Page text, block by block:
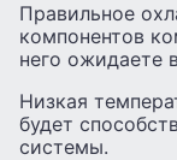
Правильное
компонентов
него ожидаете
Низкая
будет
системы.